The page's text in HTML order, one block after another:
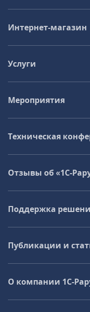
Интернет-магазин
Услуги
Мероприятия
Техническая
Отзывы об «1С-
Поддержка
Публикации и
О компании 1C-